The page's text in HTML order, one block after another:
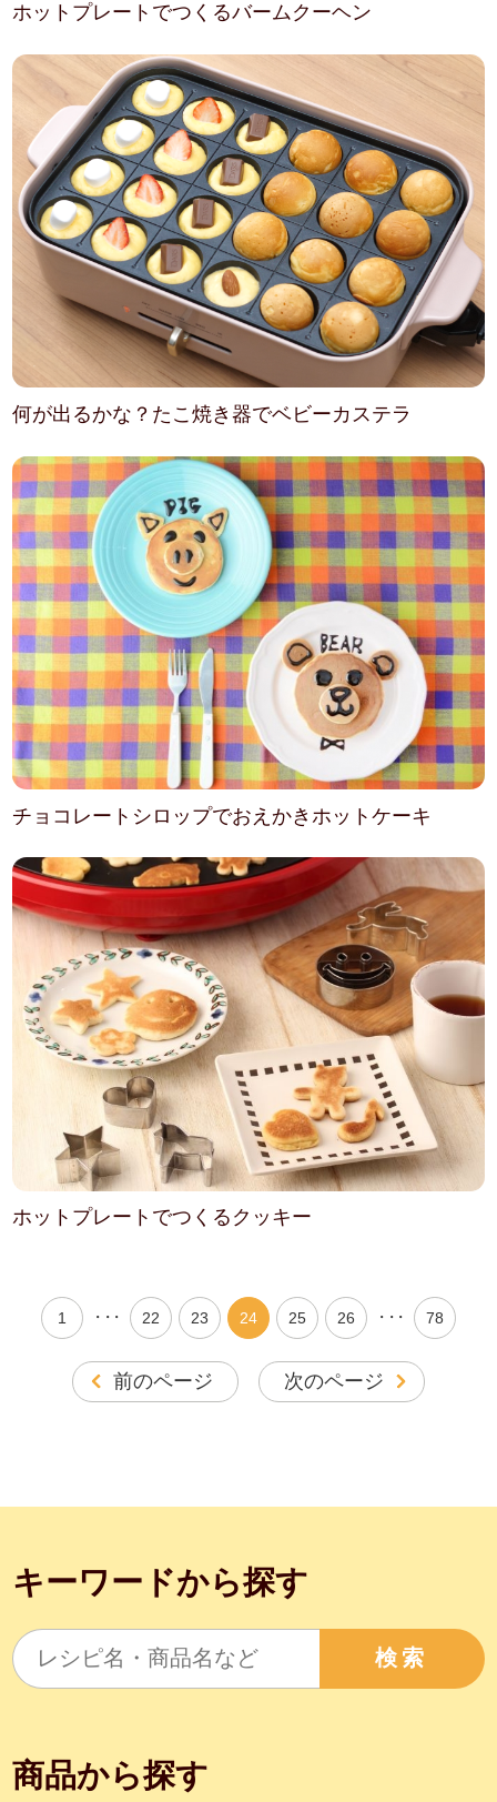
ホットプレートでつくるバームクーヘン
何が出るかな？たこ焼き器でベビーカステラ
チョコレートシロップでおえかきホットケーキ
ホットプレートでつくるクッキー
前のページ
1 ・・・ 22 23 24 25 26 ・・・ 78
次のページ
キーワードから探す
検索
商品から探す